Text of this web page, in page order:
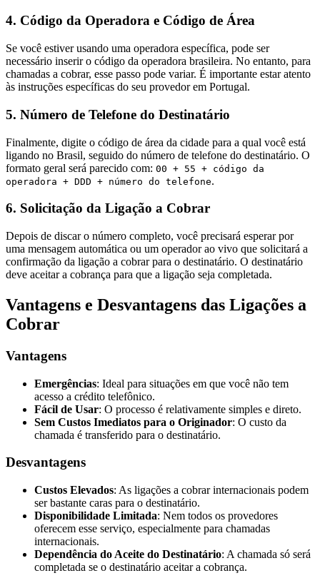
4. Código da Operadora e Código de Área
Se você estiver usando uma operadora específica, pode ser
necessário inserir o código da operadora brasileira. No entanto, para
chamadas a cobrar, esse passo pode variar. É importante estar atento
às instruções específicas do seu provedor em Portugal.
5. Número de Telefone do Destinatário
Finalmente, digite o código de área da cidade para a qual você está
ligando no Brasil, seguido do número de telefone do destinatário. O
formato geral será parecido com: 00 + 55 + código da
operadora + DDD + número do telefone.
6. Solicitação da Ligação a Cobrar
Depois de discar o número completo, você precisará esperar por
uma mensagem automática ou um operador ao vivo que solicitará a
confirmação da ligação a cobrar para o destinatário. O destinatário
deve aceitar a cobrança para que a ligação seja completada.
Vantagens e Desvantagens das Ligações a
Cobrar
Vantagens
Emergências: Ideal para situações em que você não tem
acesso a crédito telefônico.
Fácil de Usar: O processo é relativamente simples e direto.
Sem Custos Imediatos para o Originador: O custo da
chamada é transferido para o destinatário.
Desvantagens
Custos Elevados: As ligações a cobrar internacionais podem
ser bastante caras para o destinatário.
Disponibilidade Limitada: Nem todos os provedores
oferecem esse serviço, especialmente para chamadas
internacionais.
Dependência do Aceite do Destinatário: A chamada só será
completada se o destinatário aceitar a cobrança.